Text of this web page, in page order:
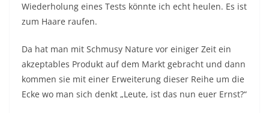
Wiederholung eines Tests könnte ich echt heulen. Es ist
zum Haare raufen.
Da hat man mit Schmusy Nature vor einiger Zeit ein
akzeptables Produkt auf dem Markt gebracht und dann
kommen sie mit einer Erweiterung dieser Reihe um die
Ecke wo man sich denkt „Leute, ist das nun euer Ernst?“